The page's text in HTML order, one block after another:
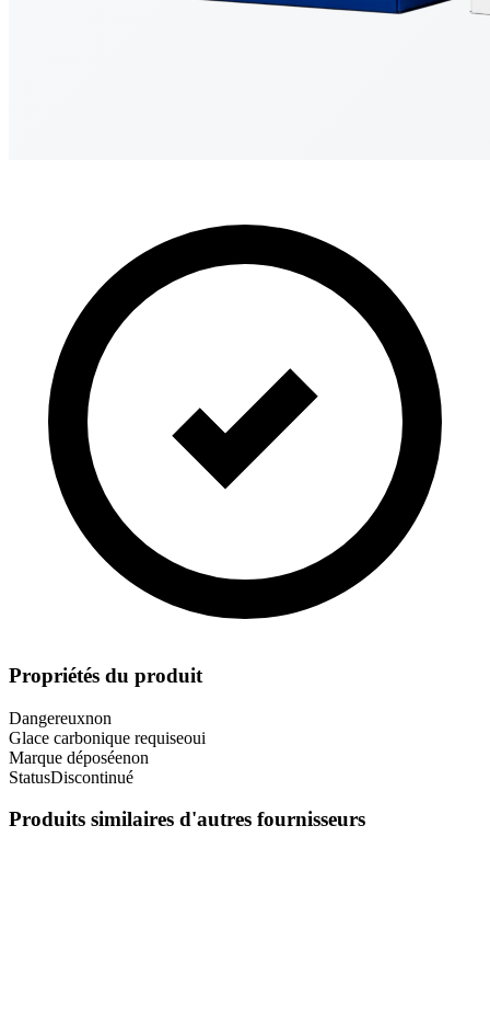
Propriétés du produit
Dangereuxnon
Glace carbonique requiseoui
Marque déposéenon
StatusDiscontinué
Produits similaires d'autres fournisseurs